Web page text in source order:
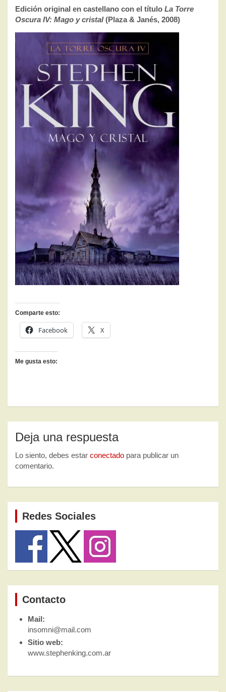
Edición original en castellano con el título La Torre
Oscura IV: Mago y cristal(Plaza & Janés, 2008)
Comparte esto:
Facebook X
Me gusta esto:
Deja una respuesta
Lo siento, debes estar conectado para publicar un
comentario.
Redes Sociales
Contacto
Mail:
insomni@mail.com
Sitio web:
www.stephenking.com.ar